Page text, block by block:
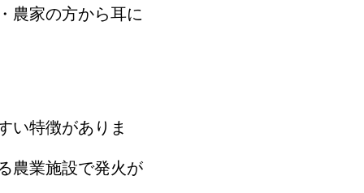
農家の方から耳に
い特徴がありま
農業施設で発火が